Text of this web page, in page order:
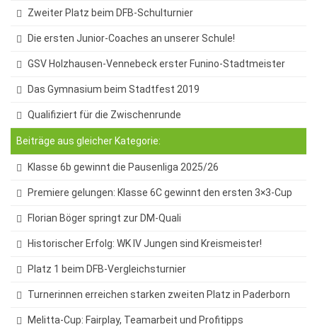
Veranstaltungen
Bildungsabende
Konzerte
Tag der offenen Tür
Schulfest
White Horse Theatre
Theater
Schülerbibliothek
Zweiter Platz beim DFB-Schulturnier
Die ersten Junior-Coaches an unserer Schule!
GSV Holzhausen-Vennebeck erster Funino-Stadtmeister
Das Gymnasium beim Stadtfest 2019
Qualifiziert für die Zwischenrunde
Beiträge aus gleicher Kategorie:
Klasse 6b gewinnt die Pausenliga 2025/26
Premiere gelungen: Klasse 6C gewinnt den ersten 3×3-Cup
Florian Böger springt zur DM-Quali
Historischer Erfolg: WK IV Jungen sind Kreismeister!
Platz 1 beim DFB-Vergleichsturnier
Turnerinnen erreichen starken zweiten Platz in Paderborn
Melitta-Cup: Fairplay, Teamarbeit und Profitipps